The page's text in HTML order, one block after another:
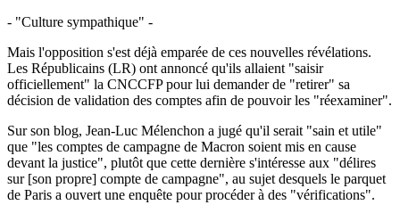
- "Culture sympathique" -
Mais l'opposition s'est déjà emparée de ces nouvelles révélations.
Les Républicains (LR) ont annoncé qu'ils allaient "saisir
officiellement" la CNCCFP pour lui demander de "retirer" sa
décision de validation des comptes afin de pouvoir les "réexaminer".
Sur son blog, Jean-Luc Mélenchon a jugé qu'il serait "sain et utile"
que "les comptes de campagne de Macron soient mis en cause
devant la justice", plutôt que cette dernière s'intéresse aux "délires
sur [son propre] compte de campagne", au sujet desquels le parquet
de Paris a ouvert une enquête pour procéder à des "vérifications".